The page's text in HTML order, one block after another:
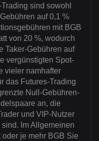
sind sowohl
auf 0,1 %
mit BGB
von 20 %, wodurch
Taker-Gebühren auf
vergünstigten Spot-
vieler namhafter
das Futures-Trading
Null-Gebühren-
an, die
und VIP-Nutzer
Im Allgemeinen
je mehr BGB Sie